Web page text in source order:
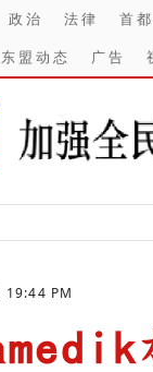
政治 法律 首
东盟动态 广告
19:44 PM